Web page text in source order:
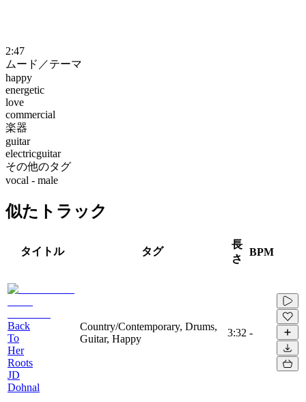
2:47
ムード／テーマ
happy
energetic
love
commercial
楽器
guitar
electricguitar
その他のタグ
vocal - male
似たトラック
タイトル タグ
長
さ
BPM
Back
To
Her
Roots
JD
Dohnal
Country/Contemporary, Drums,
Guitar, Happy
3:32 -